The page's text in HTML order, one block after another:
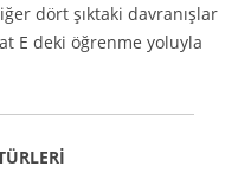
dört şıktaki davranışlar
E deki öğrenme yoluyla